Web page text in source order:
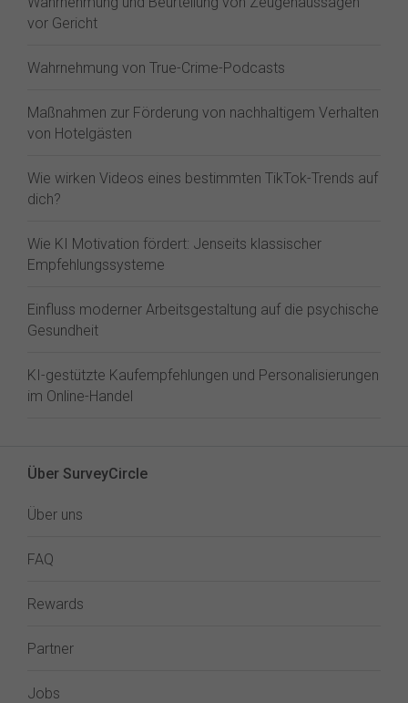
vor Gericht
Wahrnehmung von True-Crime-Podcasts
Maßnahmen zur Förderung von nachhaltigem Verhalten
von Hotelgästen
Wie wirken Videos eines bestimmten TikTok-Trends auf
dich?
Wie KI Motivation fördert: Jenseits klassischer
Empfehlungssysteme
Einfluss moderner Arbeitsgestaltung auf die psychische
Gesundheit
KI-gestützte Kaufempfehlungen und Personalisierungen
im Online-Handel
Über SurveyCircle
Über uns
FAQ
Rewards
Partner
Jobs